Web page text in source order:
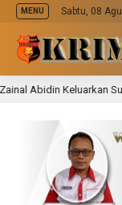
MENU Sabtu, 08
Surat Pernyataan: